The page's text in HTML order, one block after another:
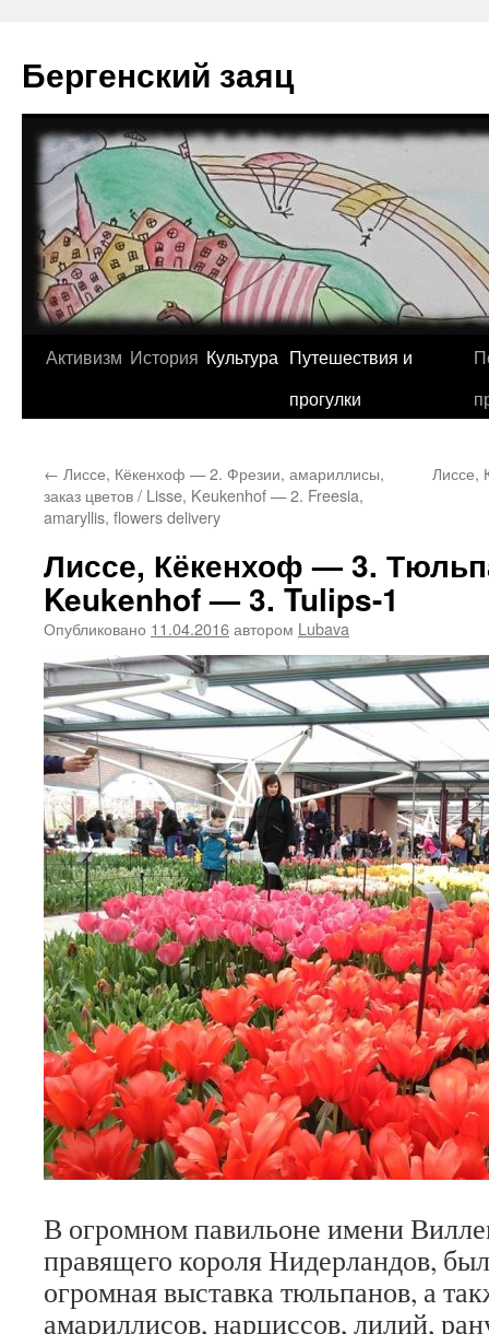
содержимому
Бергенский заяц
Активизм История Культура Путешествия и
прогулки
← Лиссе, Кёкенхоф — 2. Фрезии, амариллисы,
заказ цветов / Lisse, Keukenhof — 2. Freesia,
amaryllis, flowers delivery
Лиссе,
Лиссе, Кёкенхоф — 3.
Keukenhof — 3. Tulips-1
Опубликовано 11.04.2016автором Lubava
В огромном павильоне имени
правящего короля Нидерландов,
огромная выставка тюльпанов, а
амариллисов, нарциссов, лилий,